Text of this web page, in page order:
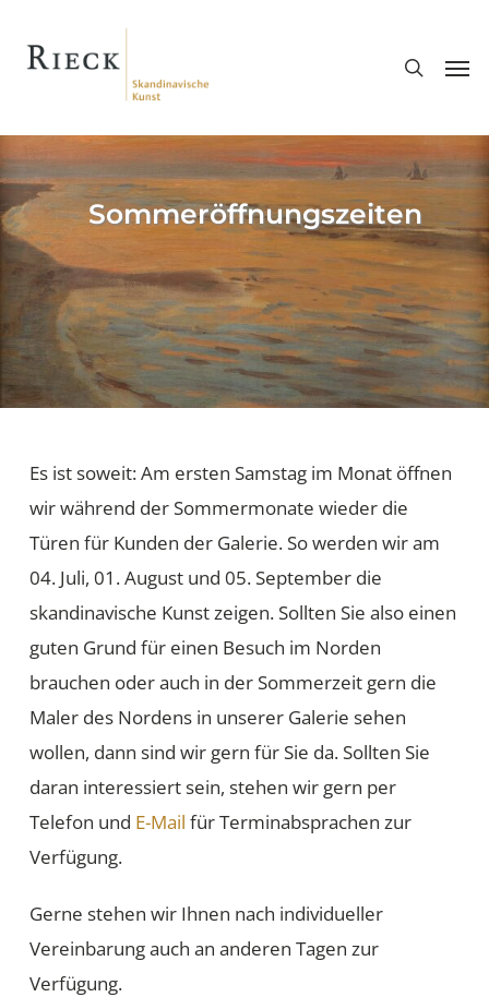
Sommeröffnungszeiten
Es ist soweit: Am ersten Samstag im Monat öffnen
wir während der Sommermonate wieder die
Türen für Kunden der Galerie. So werden wir am
04. Juli, 01. August und 05. September die
skandinavische Kunst zeigen. Sollten Sie also einen
guten Grund für einen Besuch im Norden
brauchen oder auch in der Sommerzeit gern die
Maler des Nordens in unserer Galerie sehen
wollen, dann sind wir gern für Sie da. Sollten Sie
daran interessiert sein, stehen wir gern per
Telefon und E-Mail für Terminabsprachen zur
Verfügung.
Gerne stehen wir Ihnen nach individueller
Vereinbarung auch an anderen Tagen zur
Verfügung.